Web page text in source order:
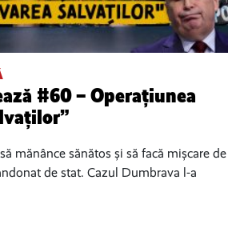
#60 – Operațiunea
mănânce sănătos și să facă mișcare de
de stat. Cazul Dumbrava l-a